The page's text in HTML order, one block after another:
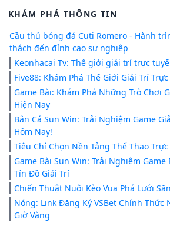
KHÁM PHÁ THÔNG TIN
Cầu thủ bóng đá Cuti Romero - Hành
thách đến đỉnh cao sự nghiệp
Keonhacai Tv: Thế giới giải trí trực
Five88: Khám Phá Thế Giới Giải Trí
Game Bài: Khám Phá Những Trò Chơi
Hiện Nay
Bắn Cá Sun Win: Trải Nghiệm Game
Hôm Nay!
Tiêu Chí Chọn Nền Tảng Thể Thao Trực
Game Bài Sun Win: Trải Nghiệm Game
Tín Đồ Giải Trí
Chiến Thuật Nuôi Kèo Vua Phá Lưới
Nóng: Link Đăng Ký VSBet Chính Thức
Giờ Vàng